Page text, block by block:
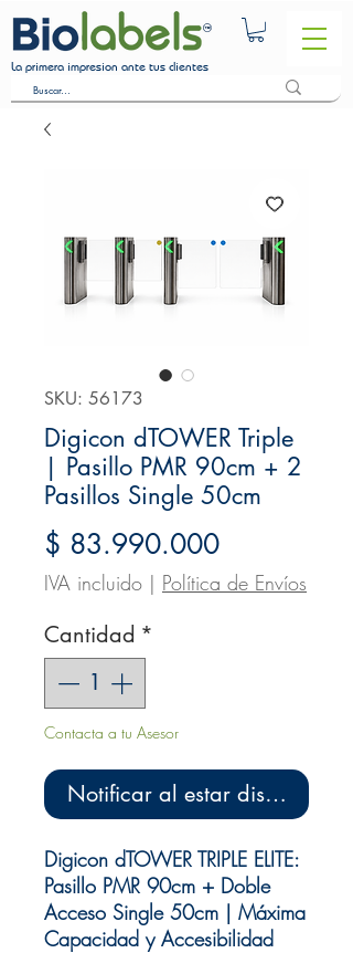
La primera impresion ante tus clientes
SKU: 56173
Digicon dTOWER Triple
| Pasillo PMR 90cm + 2
Pasillos Single 50cm
$ 83.990.000Precio
IVA incluido | Política de Envíos
Cantidad *
Contacta a tu Asesor
Notificar al estar disponible
Digicon dTOWER TRIPLE ELITE:
Pasillo PMR 90cm + Doble
Acceso Single 50cm | Máxima
Capacidad y Accesibilidad